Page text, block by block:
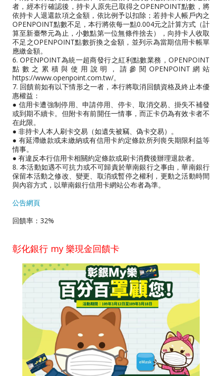
者，經本行確認後，持卡人原先已取得之OPENPOINT點數，將
依持卡人退還款項之金額，依比例予以扣除；若持卡人帳戶內之
OPENPOINT點數不足，本行將依每一點0.004元之計算方式（計
算至新臺幣元為止，小數點第一位無條件捨去），向持卡人收取
不足之OPENPOINT點數折換之金額，並列示為當期信用卡帳單
應繳金額。
6. OPENPOINT為統一超商發行之紅利點數業務，OPENPOINT
點數之累積與使用說明，請參閱OPENPOINT網站
https://www.openpoint.com.tw/。
7. 回饋前如有以下情形之一者，本行將取消回饋資格及終止本優
惠權益：
● 信用卡遭強制停用、申請停用、停卡、取消交易、掛失不補發
或到期不續卡。但附卡有前開任一情事，而正卡仍為有效卡者不
在此限。
● 非持卡人本人刷卡交易（如遺失被竊、偽卡交易）。
● 有延滯繳款或未繳納或有信用卡約定條款所列喪失期限利益等
情事。
● 有違反本行信用卡相關約定條款或刷卡消費後辦理退款者。
8. 本活動如遇不可抗力或不可歸責於華南銀行之事由，華南銀行
保留本活動之修改、變更、取消或暫停之權利，更動之活動時間
與內容方式，以華南銀行信用卡網站公布者為準。
公告網頁
回饋率：32%
彰化銀行 my 樂現金回饋卡